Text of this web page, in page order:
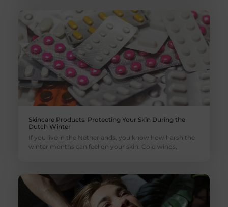
Skincare Products: Protecting Your Skin During the
Dutch Winter
If you live in the Netherlands, you know how harsh the
winter months can feel on your skin. Cold winds,